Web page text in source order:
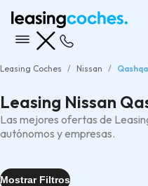
Leasing Coches Nissan
Leasing Nissan
Las mejores ofertas de
autónomos y empresas.
Mostrar Filtros